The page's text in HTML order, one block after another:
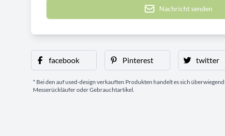
Nachricht senden
facebook Pinterest twitter
* Bei den auf used-design verkauften Produkten handelt es sich
Messerückläufer oder Gebrauchtartikel.